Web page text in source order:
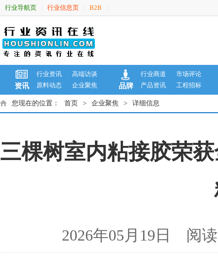
行业导航页 行业信息页 B2B
资讯
行业资讯
高端访谈
原料动态
企业聚焦 品牌
行业商道
市场评论
产品资讯
工程招标
您现在的位置： 首页 > 企业聚焦 > 详细信息
三棵树室内粘接胶荣
2026年05月19日